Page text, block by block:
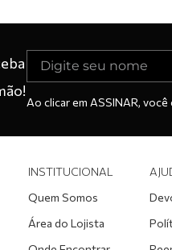
Ao clicar em ASSINAR,
INSTITUCIONAL
Quem Somos
Área do Lojista